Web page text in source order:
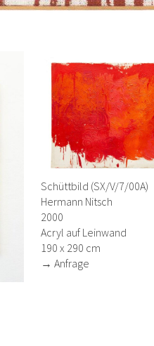
Schüttbild (SX/V/7/00A)
Hermann Nitsch
2000
Acryl auf Leinwand
190 x 290 cm
→ Anfrage